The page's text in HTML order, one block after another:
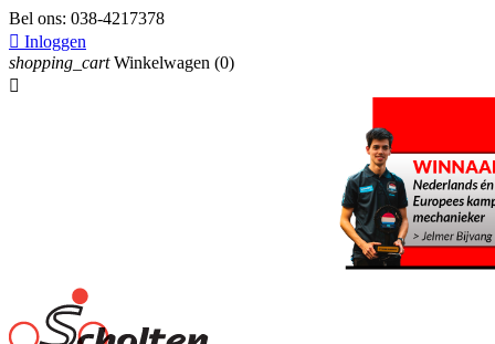
Bel ons: 038-4217378
 Inloggen
shopping_cart Winkelwagen (0)
